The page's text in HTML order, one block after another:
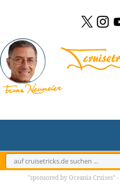
springen
"sponsored by Oceania Cruises" -